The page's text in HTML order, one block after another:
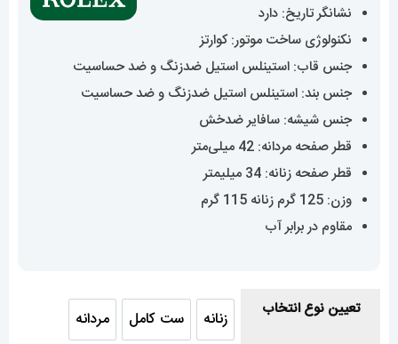
نشانگر تاریخ: دارد
نکنولوژی ساخت موتور: کوارتز
جنس قاب: استینلس استیل ضدزنگ و ضد حساسیت
جنس بند: استینلس استیل ضدزنگ و ضد حساسیت
جنس شیشه: سافایر ضدخش
قطر صفحه مردانه: 42 میلی‌متر
قطر صفحه زنانه: 34 میلیمتر
وزن: 125 گرم زنانه 115 گرم
مقاوم در برابر آب
تعیین نوع انتخاب زنانه ست کامل
ست کامل مردانه
مردانه